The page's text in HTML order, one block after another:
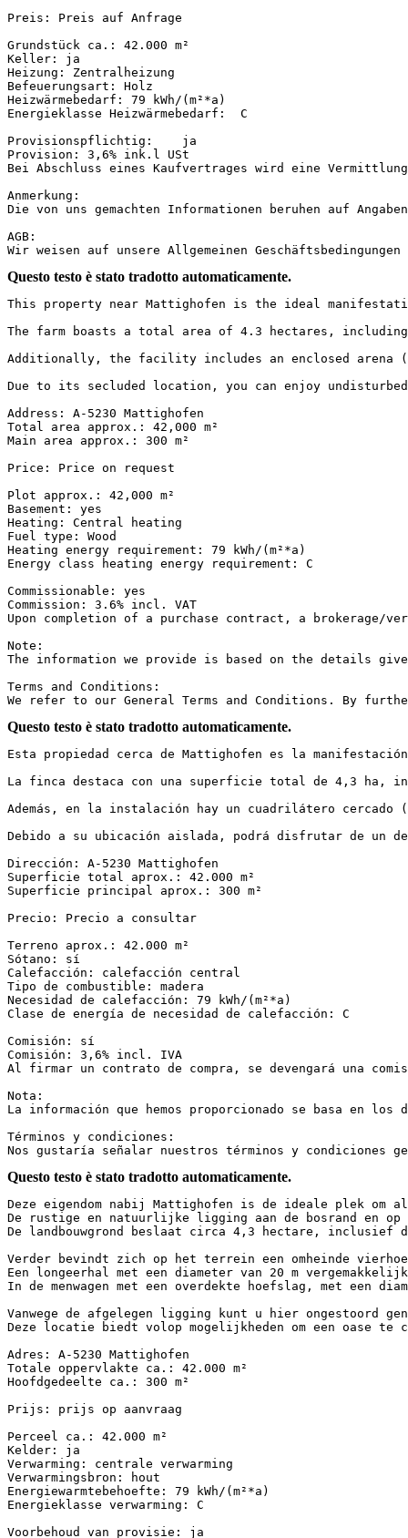
Preis: Preis auf Anfrage
Grundstück ca.:	42.000 m²
Keller: ja
Heizung: Zentralheizung
Befeuerungsart:	Holz
Heizwärmebedarf: 79 kWh/(m²*a)
Energieklasse Heizwärmebedarf:	C
Provisionspflichtig:	ja
Provision: 3,6% ink.l USt
Bei Abschluss eines Kaufvertrages wird eine
Anmerkung:
Die von uns gemachten Informationen beruhen auf
AGB:
Wir weisen auf unsere Allgemeinen
Questo testo è stato tradotto automaticamente.
This property near Mattighofen is the ideal
The farm boasts a total area of 4.3 hectares,
Additionally, the facility includes an enclosed arena
Due to its secluded location, you can enjoy
Address: A-5230 Mattighofen
Total area approx.: 42,000 m²
Main area approx.: 300 m²
Price: Price on request
Plot approx.: 42,000 m²
Basement: yes
Heating: Central heating
Fuel type: Wood
Heating energy requirement: 79 kWh/(m²*a)
Energy class heating energy requirement: C
Commissionable: yes
Commission: 3.6% incl. VAT
Upon completion of a purchase contract, a brokerage/
Note:
The information we provide is based on the details
Terms and Conditions:
We refer to our General Terms and Conditions. By
Questo testo è stato tradotto automaticamente.
Esta propiedad cerca de Mattighofen es la
La finca destaca con una superficie total de 4,3 ha,
Además, en la instalación hay un cuadrilátero
Debido a su ubicación aislada, podrá disfrutar de un
Dirección: A-5230 Mattighofen
Superficie total aprox.: 42.000 m²
Superficie principal aprox.: 300 m²
Precio: Precio a consultar
Terreno aprox.: 42.000 m²
Sótano: sí
Calefacción: calefacción central
Tipo de combustible: madera
Necesidad de calefacción: 79 kWh/(m²*a)
Clase de energía de necesidad de calefacción: C
Comisión: sí
Comisión: 3,6% incl. IVA
Al firmar un contrato de compra, se devengará una
Nota:
La información que hemos proporcionado se basa en
Términos y condiciones:
Nos gustaría señalar nuestros términos y
Questo testo è stato tradotto automaticamente.
Deze eigendom nabij Mattighofen is de ideale plek
De rustige en natuurlijke ligging aan de bosrand en op
De landbouwgrond beslaat circa 4,3 hectare, inclusief
Verder bevindt zich op het terrein een omheinde
Een longeerhal met een diameter van 20 m
In de menwagen met een overdekte hoefslag, met
Vanwege de afgelegen ligging kunt u hier ongestoord
Deze locatie biedt volop mogelijkheden om een oase
Adres: A-5230 Mattighofen
Totale oppervlakte ca.: 42.000 m²
Hoofdgedeelte ca.: 300 m²
Prijs: prijs op aanvraag
Perceel ca.: 42.000 m²
Kelder: ja
Verwarming: centrale verwarming
Verwarmingsbron: hout
Energiewarmtebehoefte: 79 kWh/(m²*a)
Energieklasse verwarming: C
Voorbehoud van provisie: ja